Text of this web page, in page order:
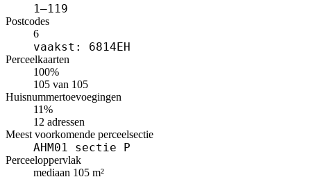
1–119
Postcodes
6
vaakst: 6814EH
Perceelkaarten
100%
105 van 105
Huisnummertoevoegingen
11%
12 adressen
Meest voorkomende perceelsectie
AHM01 sectie P
Perceeloppervlak
mediaan 105 m²